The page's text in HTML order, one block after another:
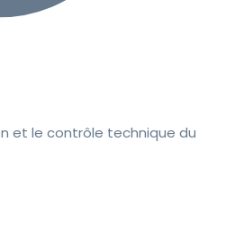
et le contrôle technique du